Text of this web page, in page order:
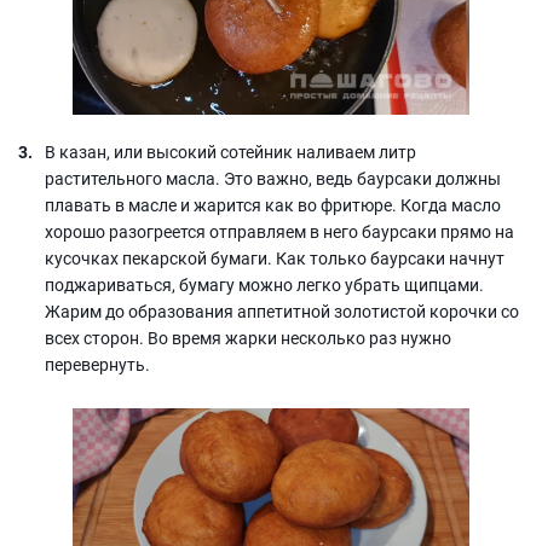
В казан, или высокий сотейник наливаем литр
растительного масла. Это важно, ведь баурсаки должны
плавать в масле и жарится как во фритюре. Когда масло
хорошо разогреется отправляем в него баурсаки прямо на
кусочках пекарской бумаги. Как только баурсаки начнут
поджариваться, бумагу можно легко убрать щипцами.
Жарим до образования аппетитной золотистой корочки со
всех сторон. Во время жарки несколько раз нужно
перевернуть.